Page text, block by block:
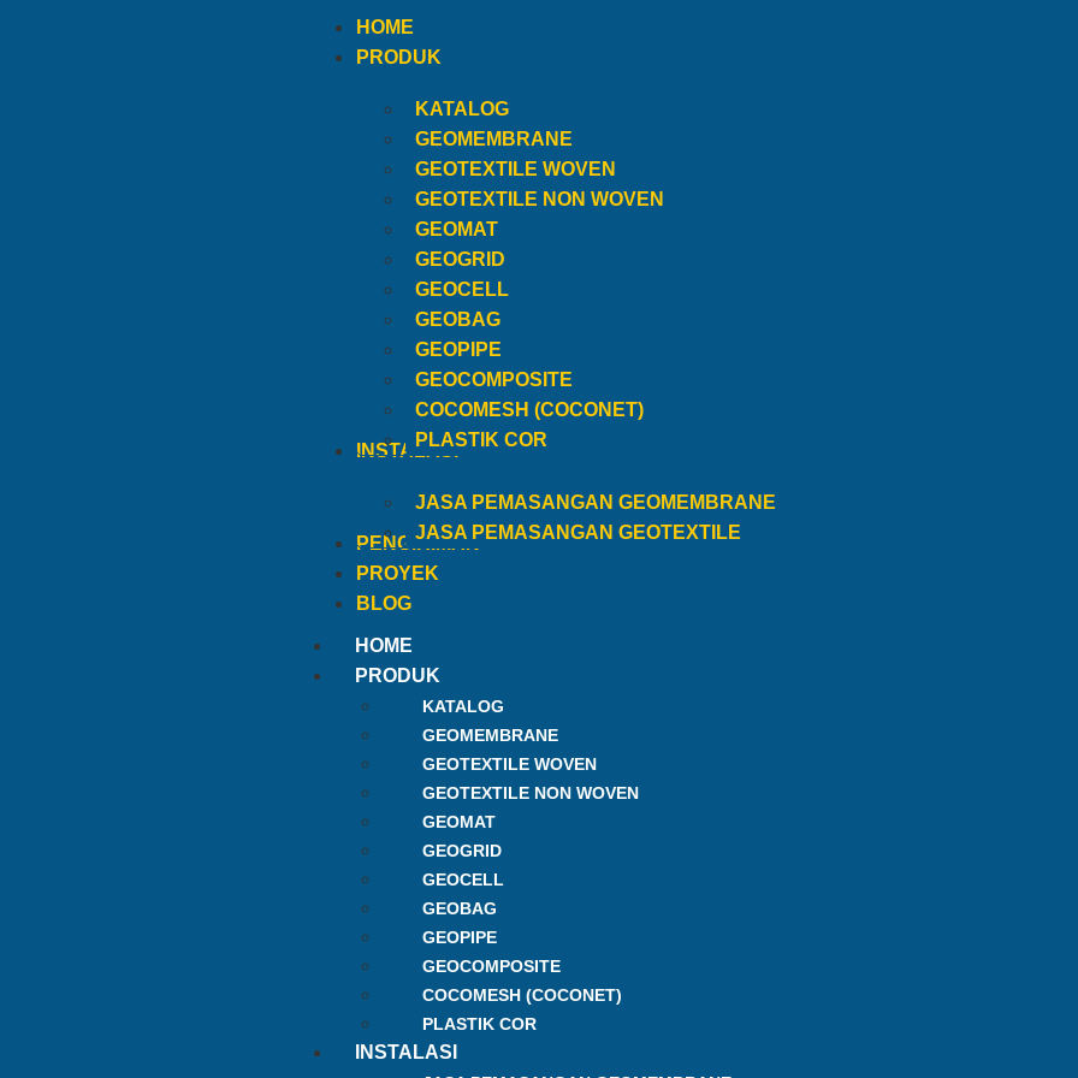
HOME
PRODUK
KATALOG
GEOMEMBRANE
GEOTEXTILE WOVEN
GEOTEXTILE NON WOVEN
GEOMAT
GEOGRID
GEOCELL
GEOBAG
GEOPIPE
GEOCOMPOSITE
COCOMESH (COCONET)
PLASTIK COR
INSTALASI
JASA PEMASANGAN GEOMEMBRANE
JASA PEMASANGAN GEOTEXTILE
PENGIRIMAN
PROYEK
BLOG
HOME
PRODUK
KATALOG
GEOMEMBRANE
GEOTEXTILE WOVEN
GEOTEXTILE NON WOVEN
GEOMAT
GEOGRID
GEOCELL
GEOBAG
GEOPIPE
GEOCOMPOSITE
COCOMESH (COCONET)
PLASTIK COR
INSTALASI